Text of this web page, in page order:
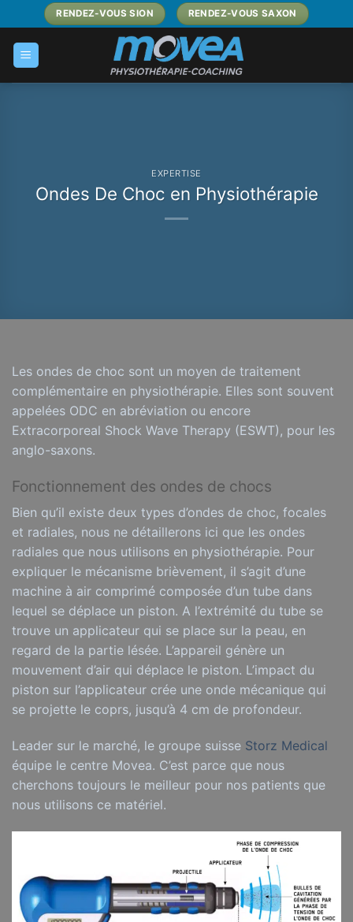
au
contenu
RENDEZ-VOUS SION RENDEZ-VOUS SAXON
EXPERTISE
Ondes De Choc en Physiothérapie
Les ondes de choc sont un moyen de traitement
complémentaire en physiothérapie. Elles sont souvent
appelées ODC en abréviation ou encore
Extracorporeal Shock Wave Therapy (ESWT), pour les
anglo-saxons.
Fonctionnement des ondes de chocs
Bien qu’il existe deux types d’ondes de choc, focales
et radiales, nous ne détaillerons ici que les ondes
radiales que nous utilisons en physiothérapie. Pour
expliquer le mécanisme brièvement, il s’agit d’une
machine à air comprimé composée d’un tube dans
lequel se déplace un piston. A l’extrémité du tube se
trouve un applicateur qui se place sur la peau, en
regard de la partie lésée. L’appareil génère un
mouvement d’air qui déplace le piston. L’impact du
piston sur l’applicateur crée une onde mécanique qui
se projette le coprs, jusqu’à 4 cm de profondeur.
Leader sur le marché, le groupe suisse Storz Medical
équipe le centre Movea. C’est parce que nous
cherchons toujours le meilleur pour nos patients que
nous utilisons ce matériel.